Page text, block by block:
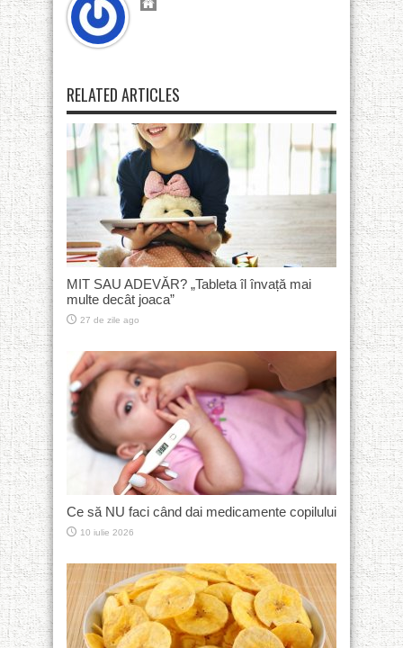
RELATED ARTICLES
MIT SAU ADEVĂR? „Tableta îl învață mai
multe decât joaca”
27 de zile ago
Ce să NU faci când dai medicamente copilului
10 iulie 2026